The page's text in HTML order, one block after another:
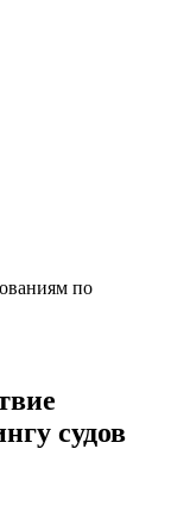
по
судов